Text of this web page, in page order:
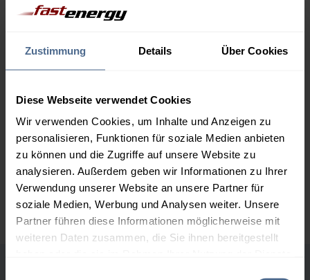
Zustimmung Details Über Cookies
Diese Webseite verwendet Cookies
Wir verwenden Cookies, um Inhalte und Anzeigen zu
personalisieren, Funktionen für soziale Medien anbieten
zu können und die Zugriffe auf unsere Website zu
analysieren. Außerdem geben wir Informationen zu Ihrer
Verwendung unserer Website an unsere Partner für
soziale Medien, Werbung und Analysen weiter. Unsere
Partner führen diese Informationen möglicherweise mit
weiteren Daten zusammen, die Sie ihnen bereitgestellt
1.000 Liter
2.000 Liter 0,00 €
3.000 Liter
154,90 €
154,90 €
5.000 Liter
153,18 €
Preise für Heizöl in Standardqualität nach Ö-Norm C 1109 in € / 100
Liter inkl. MwSt. und Lieferung bei einer Lieferstelle.